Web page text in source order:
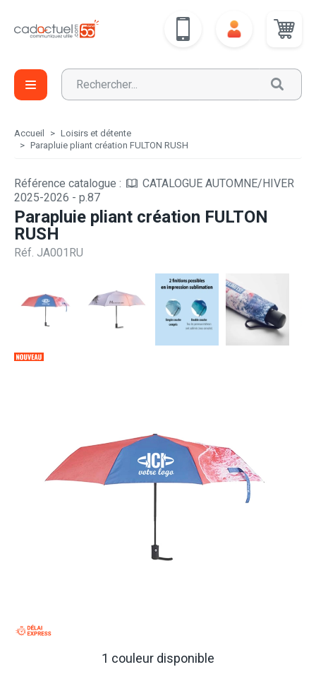
Accueil
Loisirs et détente
Parapluie pliant création FULTON RUSH
Référence catalogue :
CATALOGUE AUTOMNE/HIVER
2025-2026 - p.87
Parapluie pliant création FULTON
RUSH
Réf. JA001RU
1 couleur disponible